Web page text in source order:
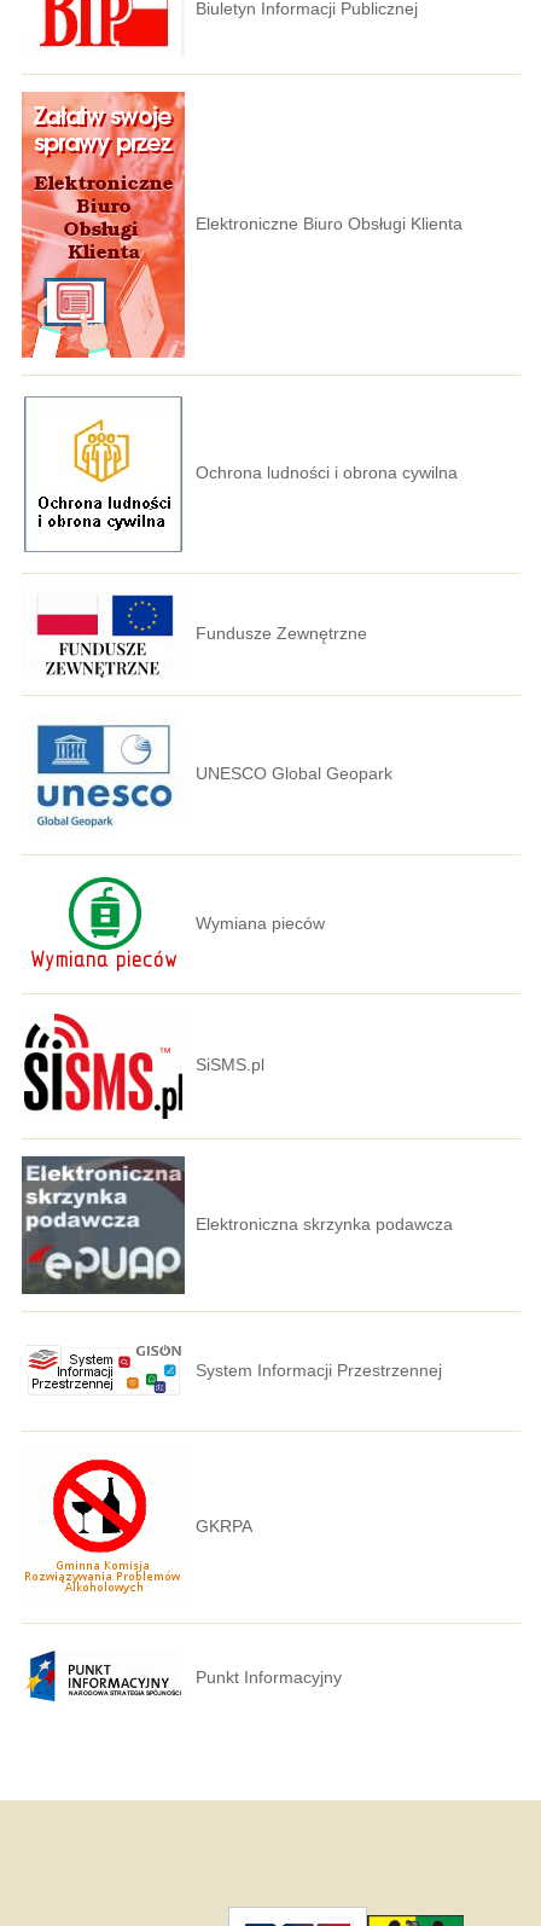
Biuletyn Informacji Publicznej
Elektroniczne Biuro Obsługi Klienta
Ochrona ludności i obrona cywilna
Fundusze Zewnętrzne
UNESCO Global Geopark
Wymiana pieców
SiSMS.pl
Elektroniczna skrzynka podawcza
System Informacji Przestrzennej
GKRPA
Punkt Informacyjny